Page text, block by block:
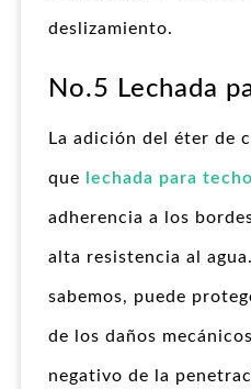
deslizamiento.
No.5 Lechada
La adición del éter de
que lechada para
adherencia a los
alta resistencia al
sabemos, puede
de los daños
negativo de la